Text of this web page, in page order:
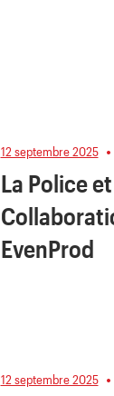
12 septembre 2025
La Police
EvenProd
12 septembre 2025